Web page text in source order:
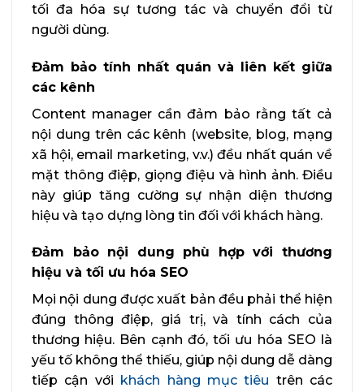
tối đa hóa sự tương tác và chuyển đổi từ
người dùng.
Đảm bảo tính nhất quán và liên kết giữa
các kênh
Content manager cần đảm bảo rằng tất cả
nội dung trên các kênh (website, blog, mạng
xã hội, email marketing, v.v.) đều nhất quán về
mặt thông điệp, giọng điệu và hình ảnh. Điều
này giúp tăng cường sự nhận diện thương
hiệu và tạo dựng lòng tin đối với khách hàng.
Đảm bảo nội dung phù hợp với thương
hiệu và tối ưu hóa SEO
Mọi nội dung được xuất bản đều phải thể hiện
đúng thông điệp, giá trị, và tính cách của
thương hiệu. Bên cạnh đó, tối ưu hóa SEO là
yếu tố không thể thiếu, giúp nội dung dễ dàng
tiếp cận với khách hàng mục tiêu trên các